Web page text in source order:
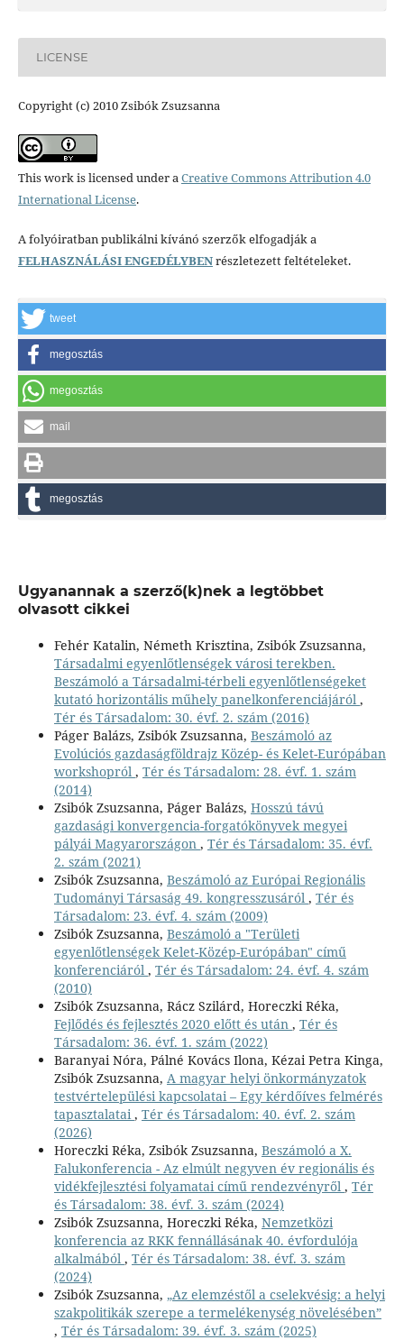
LICENSE
Copyright (c) 2010 Zsibók Zsuzsanna
This work is licensed under aCreative Commons Attribution 4.0
International License.
A folyóiratban publikálni kívánó szerzők elfogadják a
FELHASZNÁLÁSI ENGEDÉLYBENrészletezett feltételeket.
tweet
megosztás
megosztás
mail
megosztás
Ugyanannak a szerző(k)nek a legtöbbet
olvasott cikkei
Fehér Katalin, Németh Krisztina, Zsibók Zsuzsanna,
Társadalmi egyenlőtlenségek városi terekben.
Beszámoló a Társadalmi-térbeli egyenlőtlenségeket
kutató horizontális műhely panelkonferenciájáról ,
Tér és Társadalom: 30. évf. 2. szám (2016)
Páger Balázs, Zsibók Zsuzsanna, Beszámoló az
Evolúciós gazdaságföldrajz Közép- és Kelet-Európában
workshopról , Tér és Társadalom: 28. évf. 1. szám
(2014)
Zsibók Zsuzsanna, Páger Balázs, Hosszú távú
gazdasági konvergencia-forgatókönyvek megyei
pályái Magyarországon , Tér és Társadalom: 35. évf.
2. szám (2021)
Zsibók Zsuzsanna, Beszámoló az Európai Regionális
Tudományi Társaság 49. kongresszusáról , Tér és
Társadalom: 23. évf. 4. szám (2009)
Zsibók Zsuzsanna, Beszámoló a "Területi
egyenlőtlenségek Kelet-Közép-Európában" című
konferenciáról , Tér és Társadalom: 24. évf. 4. szám
(2010)
Zsibók Zsuzsanna, Rácz Szilárd, Horeczki Réka,
Fejlődés és fejlesztés 2020 előtt és után , Tér és
Társadalom: 36. évf. 1. szám (2022)
Baranyai Nóra, Pálné Kovács Ilona, Kézai Petra Kinga,
Zsibók Zsuzsanna, A magyar helyi önkormányzatok
testvértelepülési kapcsolatai – Egy kérdőíves felmérés
tapasztalatai , Tér és Társadalom: 40. évf. 2. szám
(2026)
Horeczki Réka, Zsibók Zsuzsanna, Beszámoló a X.
Falukonferencia - Az elmúlt negyven év regionális és
vidékfejlesztési folyamatai című rendezvényről , Tér
és Társadalom: 38. évf. 3. szám (2024)
Zsibók Zsuzsanna, Horeczki Réka, Nemzetközi
konferencia az RKK fennállásának 40. évfordulója
alkalmából , Tér és Társadalom: 38. évf. 3. szám
(2024)
Zsibók Zsuzsanna, „Az elemzéstől a cselekvésig: a helyi
szakpolitikák szerepe a termelékenység növelésében”
, Tér és Társadalom: 39. évf. 3. szám (2025)